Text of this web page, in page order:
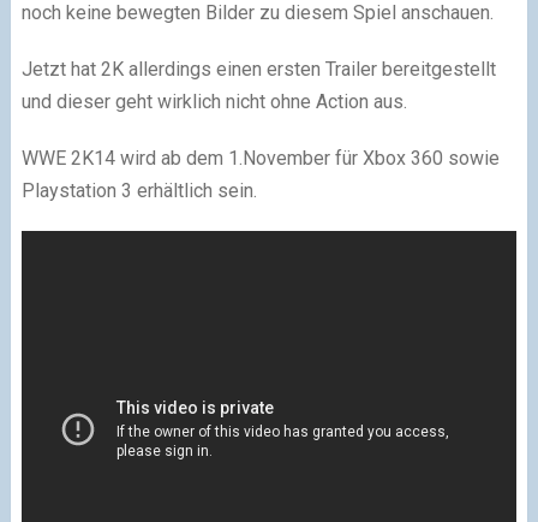
noch keine bewegten Bilder zu diesem Spiel anschauen.
Jetzt hat 2K allerdings einen ersten Trailer bereitgestellt
und dieser geht wirklich nicht ohne Action aus.
WWE 2K14 wird ab dem 1.November für Xbox 360 sowie
Playstation 3 erhältlich sein.